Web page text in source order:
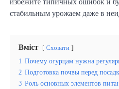
избежите типичных ошибок и
стабильным урожаем даже в
Вміст Сховати
1 Почему огурцам нужна
2 Подготовка почвы перед
3 Роль основных элементов